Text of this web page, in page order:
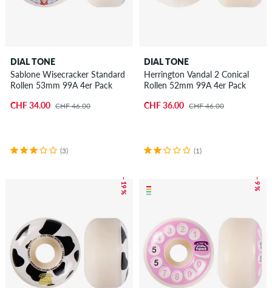
DIAL TONE
Sablone Wisecracker Standard
Rollen 53mm 99A 4er Pack
CHF 34.00 CHF 46.00
(3)
DIAL TONE
Herrington Vandal 2 Conical
Rollen 52mm 99A 4er Pack
CHF 36.00 CHF 46.00
(1)
– 19 % – 9 %